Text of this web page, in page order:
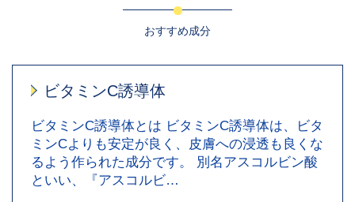
おすすめ成分
ビタミンC誘導体
ビタミンC誘導体とは ビタミンC誘導体は、ビタ
ミンCよりも安定が良く、皮膚への浸透も良くな
るよう作られた成分です。 別名アスコルビン酸
といい、『アスコルビ…